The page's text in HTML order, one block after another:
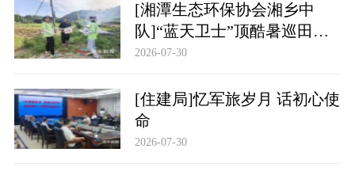
[湘潭生态环保协会湘乡中
队]“蓝天卫士”顶酷暑巡田护
绿
2026-07-30
[住建局]忆军旅岁月 话初心使
命
2026-07-30